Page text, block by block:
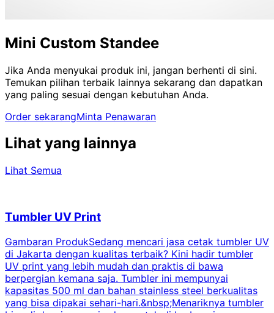
Mini Custom Standee
Jika Anda menyukai produk ini, jangan berhenti di sini.
Temukan pilihan terbaik lainnya sekarang dan dapatkan
yang paling sesuai dengan kebutuhan Anda.
Order sekarangMinta Penawaran
Lihat yang lainnya
Lihat Semua
Tumbler UV Print
Gambaran ProdukSedang mencari jasa cetak tumbler UV
di Jakarta dengan kualitas terbaik? Kini hadir tumbler
UV print yang lebih mudah dan praktis di bawa
berpergian kemana saja. Tumbler ini mempunyai
kapasitas 500 ml dan bahan stainless steel berkualitas
yang bisa dipakai sehari-hari.&nbsp;Menariknya tumbler